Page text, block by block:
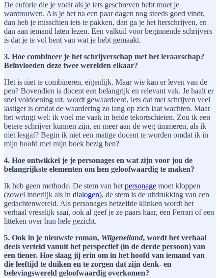
De euforie die je voelt als je iets geschreven hebt moet je
wantrouwen. Als je het na een paar dagen nog steeds goed vindt,
dan heb je misschien iets te pakken, dan ga je het herschrijven, en
dan aan iemand laten lezen. Een valkuil voor beginnende schrijvers
is dat je te vol bent van wat je hebt gemaakt.
3. Hoe combineer je het schrijverschap met het leraarschap?
Beïnvloeden deze twee werelden elkaar?
Het is niet te combineren, eigenlijk. Maar wie kan er leven van de
pen? Bovendien is docent een belangrijk en relevant vak. Je haalt er
snel voldoening uit, wordt gewaardeerd, iets dat met schrijven veel
lastiger is omdat de waardering zo lang op zich laat wachten. Maar
het wringt wel: ik voel me vaak in beide tekortschieten. Zou ik een
betere schrijver kunnen zijn, en meer aan de weg timmeren, als ik
niet lesgaf? Begin ik niet een matige docent te worden omdat ik in
mijn hoofd met mijn boek bezig ben?
4. Hoe ontwikkel je je personages en wat zijn voor jou de
belangrijkste elementen om hen geloofwaardig te maken?
Ik heb geen methode. De stem van het personage moet kloppen
(zowel innerlijk als in dialogen), de stem is de uitdrukking van een
gedachtenwereld. Als personages hetzelfde klinken wordt het
verhaal vreselijk saai, ook al geef je ze paars haar, een Ferrari of een
litteken over hun hele gezicht.
5. Ook in je nieuwste roman, Wilgeneiland, wordt het verhaal
deels verteld vanuit het perspectief (in de derde persoon) van
een tiener. Hoe slaag jij erin om in het hoofd van iemand van
die leeftijd te duiken en te zorgen dat zijn denk- en
belevingswereld geloofwaardig overkomen?